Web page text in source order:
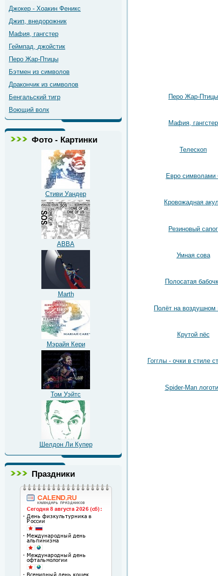
Джокер - Хоакин Феникс
Джип, внедорожник
Мафия, гангстер
Геймпад, джойстик
Перо Жар-Птицы
Бэтмен из символов
Дракончик из символов
Бенгальский тигр
Воющий волк
Фото - Картинки
Стиви Уандер
ABBA
Marth
Мэрайя Кери
Том Уэйтс
Шелдон Ли Купер
Праздники
Перо Жар-Птицы
Мафия, гангстер
Телескоп
Евро символами
Кровожадная
Резиновый сапог
Умная сова
Полосатая
Полёт на воздушном
Крутой пёс
Гогглы - очки в стиле
Spider-Man